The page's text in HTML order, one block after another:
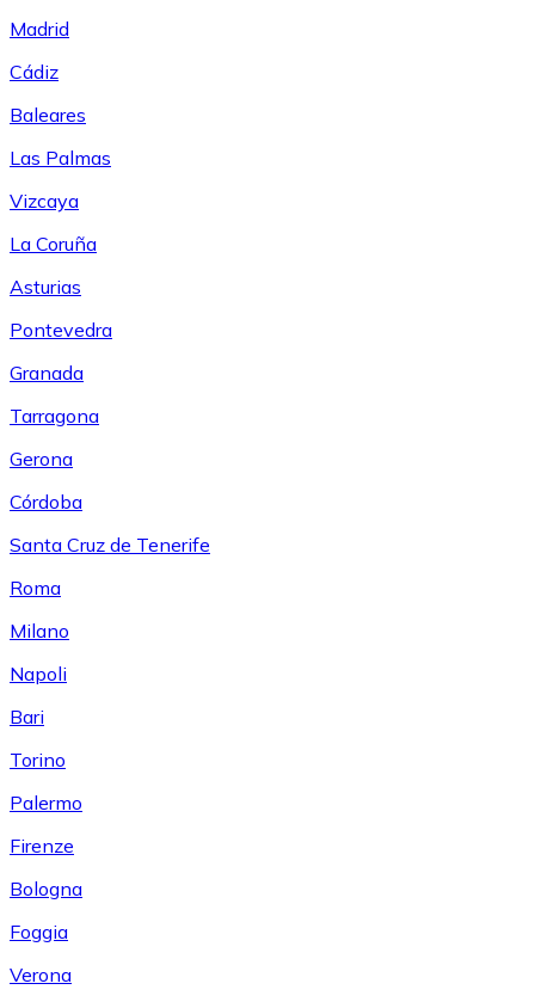
Madrid
Cádiz
Baleares
Las Palmas
Vizcaya
La Coruña
Asturias
Pontevedra
Granada
Tarragona
Gerona
Córdoba
Santa Cruz de Tenerife
Roma
Milano
Napoli
Bari
Torino
Palermo
Firenze
Bologna
Foggia
Verona